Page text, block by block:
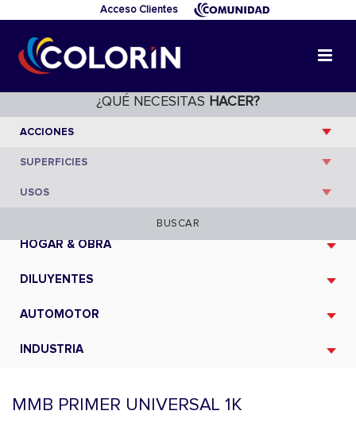
Acceso Clientes
¿QUÉ NECESITAS HACER?
BUSCAR
HOGAR & OBRA
DILUYENTES
AUTOMOTOR
INDUSTRIA
MMB PRIMER UNIVERSAL 1K